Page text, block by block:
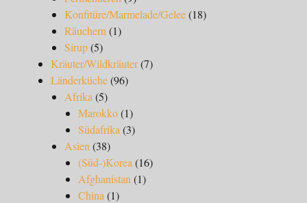
Konfitüre/Marmelade/Gelee(18)
Räuchern (1)
Sirup(5)
Kräuter/Wildkräuter(7)
Länderküche(96)
Afrika (5)
Marokko(1)
Südafrika (3)
Asien (38)
(Süd-)Korea (16)
Afghanistan (1)
China (1)